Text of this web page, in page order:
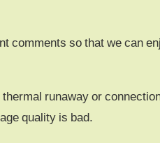
comments so that we can
runaway or
quality is bad.